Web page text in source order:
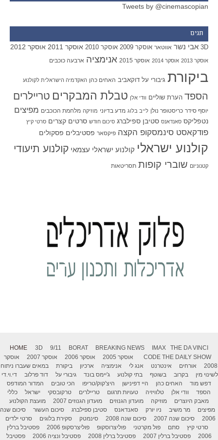
Tweets by @cinemascopian
תגים
3D אבי נשר אווטאר אוסקר 2009 אוסקר 2010 אוסקר 2011 אוסקר 2012
אוסקר 2013 אוסקר 2014 אוסקר 2015 אנימציה ארבעה כוכבים
ביקורת גיבורי על דוקאביב האחים כהן האקדמיה הישראלית לקולנוע
הספד הערת שוליים וודי אלן טבלת המבקרים טריילרים
יוסף סידר כריסטופר נולן לייב בלוג מדע בדיוני מוזיקה מלחמת הכוכבים מפיצים
נטפליקס סאנדאנס סטיבן ספילברג סיכום חודש סרטים קצרים סרטי קיץ
פודקאסט סינמסקופ הקצה פיקסאר פסטיבלים פסקולים
קולנוע ישראלי קולנוע ישראלי עצמאי קולנוע תיעודי
קטנוניזם שוברי קופות תסריטאות
HOME 3D 9/11 BORAT BREAKING NEWS IMAX
THE DA VINCI
CODE THE DAILY SHOW אוסקר 2005 אוסקר 2006 אוסקר 2007
אוסקר
2008
אורחים אינטרנט אנג לי אנימציה ארכיון ביקורת
במאים שעברו ניתוח
לשינוי מין
בקרוב בשוטף בתי קולנוע ג'יימס בונד גיבורי על דוד פרלוב
די.וי.די
דפש מוד
האחים כהן היי דפינישן היצ'קוק/טריפו הכי טובים
המדור המודפס
הספד
וודי אלן טלוויזיה טעויות תרגום טריילרים טרקובסקי ישראל
כללי
מאבק היוצרים
מוזיקה מועדון הגנוזים מועדון הגנוזים 2007
מועצת הקולנוע
מפיצים
מר משיב ניו יורק סאנדאנס סטיבן ספילברג סיכום העשור
סיכום שנה
2006
סיכום שנה 2007 סיכום שנה 2008 סינמטק סקירת בלוגים
סרטי ילדים
סרטי קיץ
סתם פול מקרטני פוליצרוסקופ פוליצרסקופ 2006
פסטיבל ברלין
2006
פסטיבל ברלין 2007 פסטיבל ברלין 2008 פסטיבל ונציה 2006 פסטיבל